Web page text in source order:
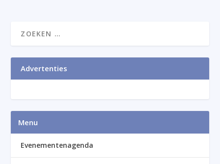
Advertenties
Menu
Evenementenagenda